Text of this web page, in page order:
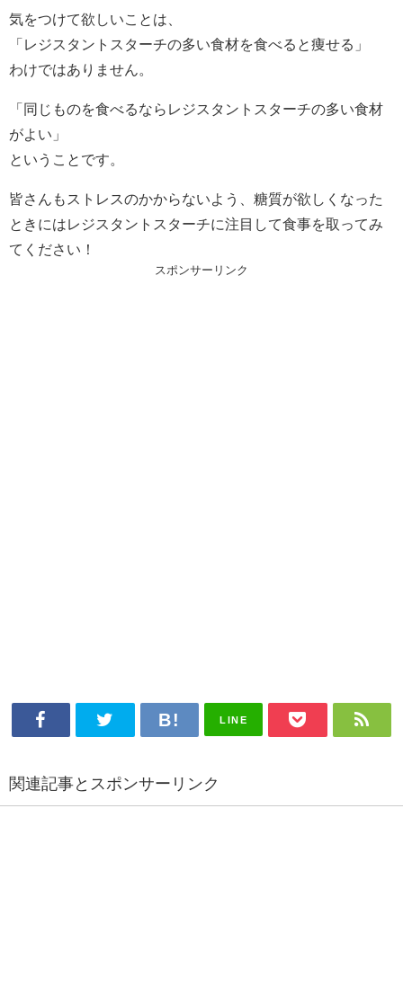
気をつけて欲しいことは、
「レジスタントスターチの多い食材を食べると痩せる」
わけではありません。
「同じものを食べるならレジスタントスターチの多い食材
がよい」
ということです。
皆さんもストレスのかからないよう、糖質が欲しくなった
ときにはレジスタントスターチに注目して食事を取ってみ
てください！
スポンサーリンク
LINE
関連記事とスポンサーリンク